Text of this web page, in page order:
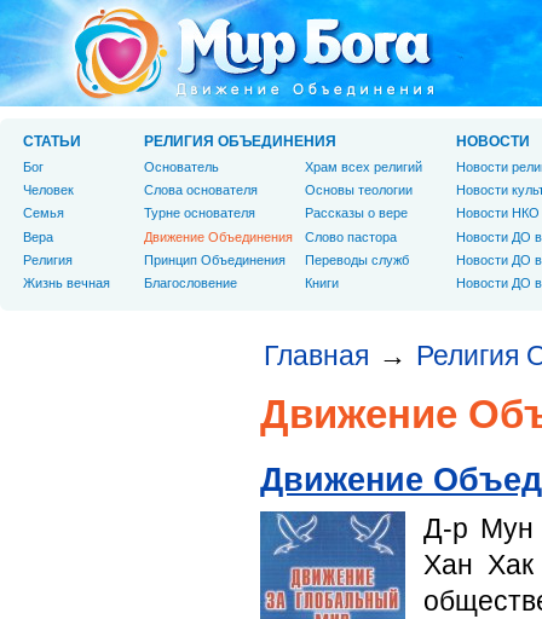
Главная → Религия
Движение
Движение
Д-р Мун
Хан Хак
СТАТЬИ
Бог
Человек
Cемья
Вера
Религия
Жизнь вечная
РЕЛИГИЯ ОБЪЕДИНЕНИЯ
Основатель
Слова основателя
Турне основателя
Движение Объединения
Принцип Объединения
Благословение
Храм всех религий
Основы теологии
Рассказы о вере
Слово пастора
Переводы служб
Книги
НОВОСТИ
Новости
Новости
Новости НКО
Новости ДО
Новости ДО
Новости ДО